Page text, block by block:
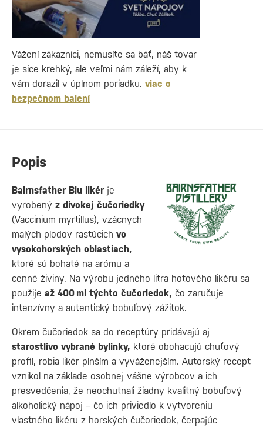
Popis
Bairnsfather Blu likér je
vyrobený z divokej čučoriedky
(Vaccinium myrtillus), vzácnych
malých plodov rastúcich vo
vysokohorských oblastiach,
ktoré sú bohaté na arómu a
cenné živiny. Na výrobu jedného litra hotového likéru sa
použije až 400 ml týchto čučoriedok, čo zaručuje
intenzívny a autentický bobuľový zážitok.
Okrem čučoriedok sa do receptúry pridávajú aj
starostlivo vybrané bylinky, ktoré obohacujú chuťový
profil, robia likér plnším a vyváženejším. Autorský recept
vznikol na základe osobnej vášne výrobcov a ich
presvedčenia, že neochutnali žiadny kvalitný bobuľový
alkoholický nápoj – čo ich priviedlo k vytvoreniu
vlastného likéru z horských čučoriedok, čerpajúc
Vážení zákazníci, nemusíte sa báť, náš tovar
je síce krehký, ale veľmi nám záleží, aby k
vám dorazil v úplnom poriadku. viac o
bezpečnom balení